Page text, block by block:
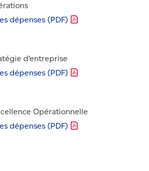
dépenses (PDF)
d’entreprise
dépenses (PDF)
Opérationnelle
dépenses (PDF)